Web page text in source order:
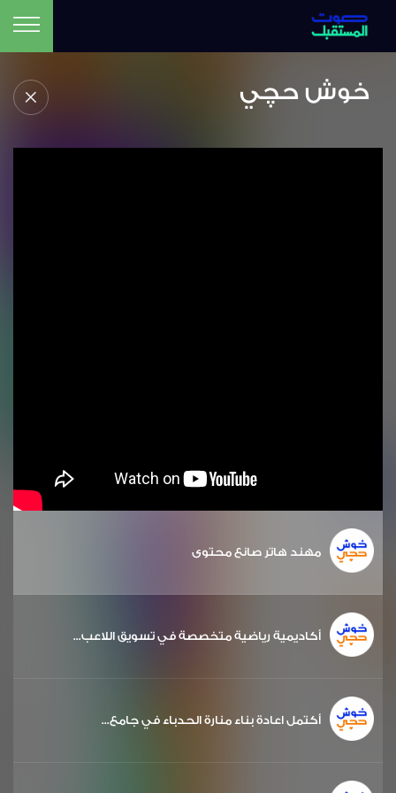
خوش حچي
مهند هاتر صانع محتوى
أكاديمية رياضية متخصصة في تسويق اللاعب...
أكتمل اعادة بناء منارة الحدباء في جامع...